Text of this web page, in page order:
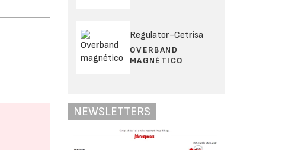
Regulator-Cetrisa
OVERBAND
MAGNÉTICO
NEWSLETTERS